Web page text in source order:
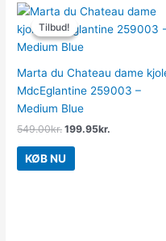
Tilbud!
Tilbud!
Marta du Chateau dame
MdcEglantine 259003 –
Medium Blue
549.00kr.
Den
pris
var:
199.95kr.
Den
pris
KØB NU